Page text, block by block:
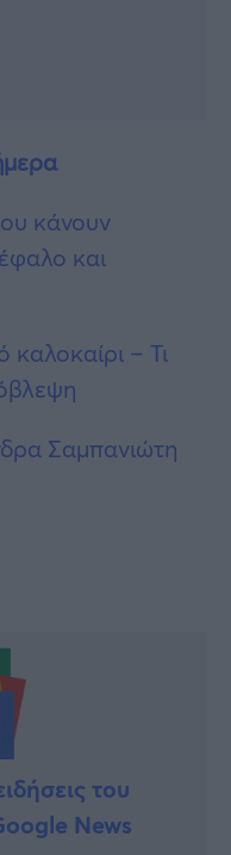
κάνουν
και
καλοκαίρι – Τι
Σαμπανιώτη
του
News